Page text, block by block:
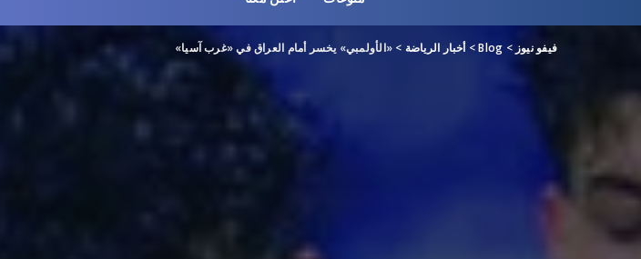
فيفو نيوز >
Blog
> أخبار الرياضة > «الأولمبي» يخسر أمام العراق في «غرب آسيا»